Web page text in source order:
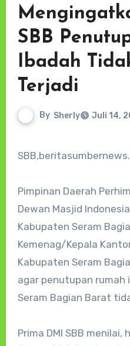
SBB
Ibadah
Terjadi
By Sherly Juli 14,
Pimpinan Daerah
Dewan Masjid
Kabupaten Seram
Kemenag/Kepala
Kabupaten Seram
agar penutupan rumah
Seram Bagian Barat
Prima DMI SBB